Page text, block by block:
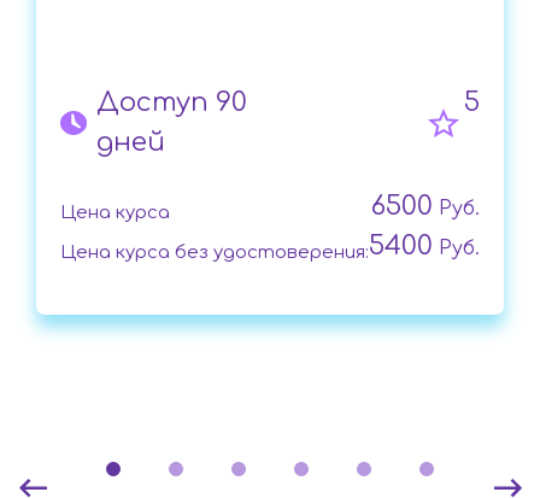
Доступ 90
дней
5
Цена курса 6500 Руб.
Цена курса без удостоверения:5400 Руб.